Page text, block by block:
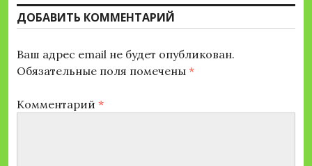
ДОБАВИТЬ КОММЕНТАРИЙ
Ваш адрес email не будет опубликован.
Обязательные поля помечены *
Комментарий *